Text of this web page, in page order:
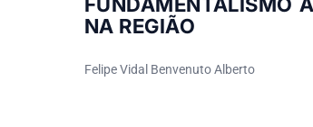
FUNDAMENTALISMO
NA REGIÃO
Felipe Vidal Benvenuto Alberto